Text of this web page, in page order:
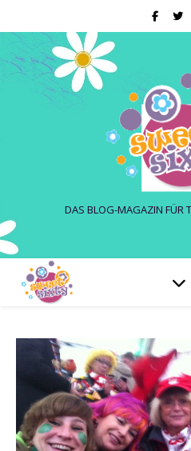
DAS BLOG-MAGAZIN FÜR